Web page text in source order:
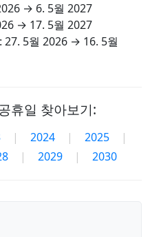
→ 6. 5월 2027
→ 17. 5월 2027
: 27. 5월 2026 → 16. 5월
휴일 찾아보기:
| 2024 | 2025
|
| 2029 | 2030